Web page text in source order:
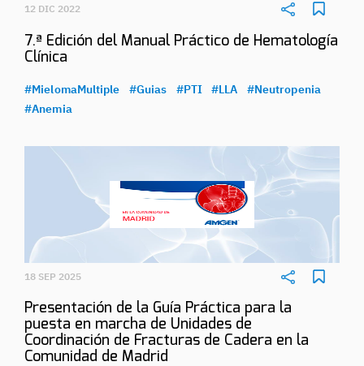
12 DIC 2022
7.ª Edición del Manual Práctico de Hematología
Clínica
#MielomaMultiple #Guias #PTI #LLA
#Neutropenia
#Anemia
18 SEP 2025
Presentación de la Guía Práctica para la
puesta en marcha de Unidades de
Coordinación de Fracturas de Cadera en la
Comunidad de Madrid